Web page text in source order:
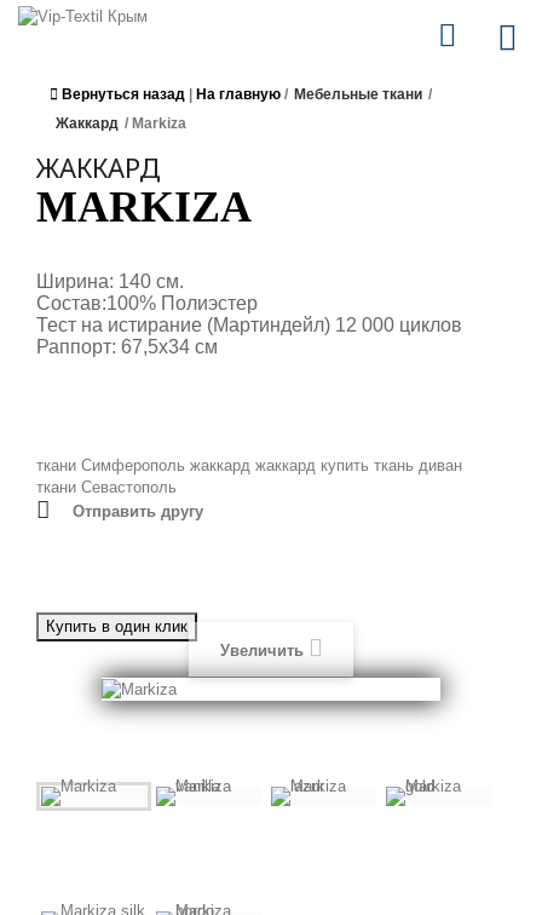
Вернуться назад На главную / Мебельные ткани /
Жаккард / Markiza
ЖАККАРД
MARKIZA
Ширина: 140 см.
Состав:100% Полиэстер
Тест на истирание (Мартиндейл) 12 000 циклов
Раппорт: 67,5x34 см
ткани Симферополь жаккард жаккард купить ткань диван
ткани Севастополь
Отправить другу
Увеличить